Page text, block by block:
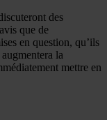
des
que de
en question, qu’ils
la
mettre en